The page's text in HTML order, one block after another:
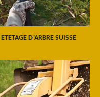
ETETAGE D'ARBRE SUISSE